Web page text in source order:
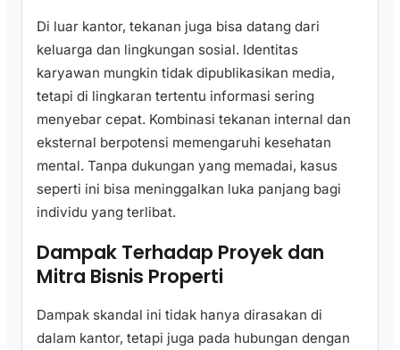
Di luar kantor, tekanan juga bisa datang dari
keluarga dan lingkungan sosial. Identitas
karyawan mungkin tidak dipublikasikan media,
tetapi di lingkaran tertentu informasi sering
menyebar cepat. Kombinasi tekanan internal dan
eksternal berpotensi memengaruhi kesehatan
mental. Tanpa dukungan yang memadai, kasus
seperti ini bisa meninggalkan luka panjang bagi
individu yang terlibat.
Dampak Terhadap Proyek dan
Mitra Bisnis Properti
Dampak skandal ini tidak hanya dirasakan di
dalam kantor, tetapi juga pada hubungan dengan